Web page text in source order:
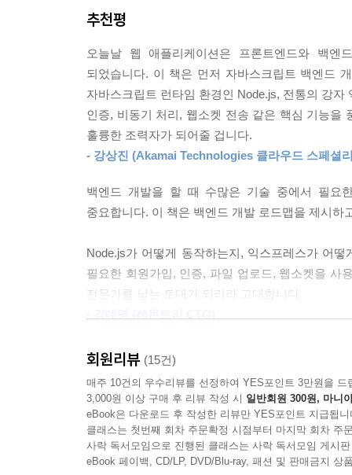
__13.4.2 닉네임 추가하기
__13.4.4 공지 영역과 채팅방 입장 구현하기
__13.4.5 채팅방에서 대화 나누기 구현하기
__13.4.6 테스트하기
_학습 마무리
_연습문제
appendix A 타입스크립트 입문에서 고급 기능까지
appendix B 꼭 알아야 하는 리눅스 명령어 21개
대부분의 회사에서는 팀 작업 시 필수로 선택
호환됩니다. 마이크로소프트의 지원을 받아 비교
〈Node.js〉는 서버 단에서 자바스크립트를 실
있는 개발자에게 좋은 선택입니다. 프론트엔드와
시스템의 안정성을 높일 수 있는 장점이 있습니다.
〈익스프레스〉는 Node.js에서 가장 많이 사용
안정적으로 만들 수 있게 도와주는 웹 프레임워크
제대로 된 로드맵을 제공해주지 않았습니다. 그래
기술이 나열되어 있습니다. 책 한 권에 로드맵에
기본 지식을 자바스크립트 Node.js를 중심으로 추
실무에 유용한 기술로 익히세요
추천평
오늘날 웹 애플리케이션은 프론트엔드와 백
되었습니다. 이 책은 먼저 자바스크립트 백엔드
자바스크립트 런타임 환경인 Node.js, 전통의 강
인증, 비동기 처리, 웹소켓 전송 같은 핵심 기능을
훌륭한 조력자가 되어줄 겁니다.
- 강상진 (Akamai Technologies 클라우드 스페셜
백엔드 개발을 할 때 수많은 기술 중에서 필요
중요합니다. 이 책은 백엔드 개발 로드맵을 제시
Node.js가 어떻게 동작하는지, 익스프레스가 어
필요한 회원가입, 인증, 파일 업로드, 웹소켓을 사
전문가를 낳는 토대가 되리라 고대합니다.
인터넷 세상이 열린 후 게시판은 항상 우리가
만들려면 많은 어려움이 있고 고민할 지점이
자바스크립트와 타입스크립트를 익히고,
따라 가고 코드를 입력하면 백엔드에 대해 기본적
- 정현준 (개발자)
프로덕트를 만들어내는 방법을 알고 적절한 기
회원리뷰 (15건)
매주 10건의 우수리뷰를 선정하여 YES포인트 3만원을 드
3,000원 이상 구매 후 리뷰 작성 시 일반회원 300원, 마니
eBook은 다운로드 후 작성한 리뷰만 YES포인트 지급됩니
클래스는 첫번째 회차 주문확정 시점부터 마지막 회차 주
사락 독서모임으로 진행된 클래스는 사락 독서모임 게시
eBook 페이백, CD/LP, DVD/Blu-ray, 패션 및 판매금지 상